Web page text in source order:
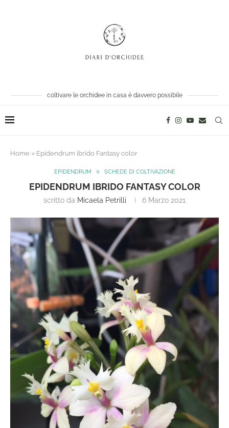
coltivare le orchidee in casa è davvero possibile
Home » Epidendrum ibrido Fantasy color
EPIDENDRUM SCHEDE DI COLTIVAZIONE
EPIDENDRUM IBRIDO FANTASY COLOR
scritto da Micaela Petrilli 6 Marzo 2021